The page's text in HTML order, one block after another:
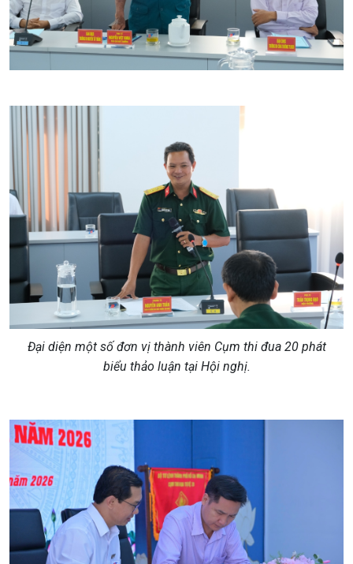
Đại diện một số đơn vị thành viên Cụm thi đua 20 phát
biểu thảo luận tại Hội nghị.